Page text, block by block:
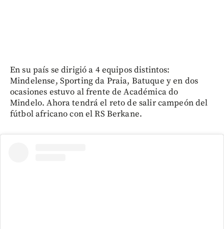
En su país se dirigió a 4 equipos distintos:
Mindelense, Sporting da Praia, Batuque y en dos
ocasiones estuvo al frente de Académica do
Mindelo. Ahora tendrá el reto de salir campeón del
fútbol africano con el RS Berkane.